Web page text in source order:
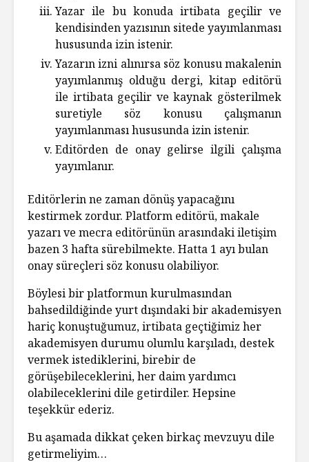
Yazar ile bu konuda irtibata geçilir ve
kendisinden yazısının sitede yayımlanması
hususunda izin istenir.
Yazarın izni alınırsa söz konusu makalenin
yayımlanmış olduğu dergi, kitap editörü
ile irtibata geçilir ve kaynak gösterilmek
suretiyle söz konusu çalışmanın
yayımlanması hususunda izin istenir.
Editörden de onay gelirse ilgili çalışma
yayımlanır.
Editörlerin ne zaman dönüş yapacağını
kestirmek zordur. Platform editörü, makale
yazarı ve mecra editörünün arasındaki iletişim
bazen 3 hafta sürebilmekte. Hatta 1 ayı bulan
onay süreçleri söz konusu olabiliyor.
Böylesi bir platformun kurulmasından
bahsedildiğinde yurt dışındaki bir akademisyen
hariç konuştuğumuz, irtibata geçtiğimiz her
akademisyen durumu olumlu karşıladı, destek
vermek istediklerini, birebir de
görüşebileceklerini, her daim yardımcı
olabileceklerini dile getirdiler. Hepsine
teşekkür ederiz.
Bu aşamada dikkat çeken birkaç mevzuyu dile
getirmeliyim…